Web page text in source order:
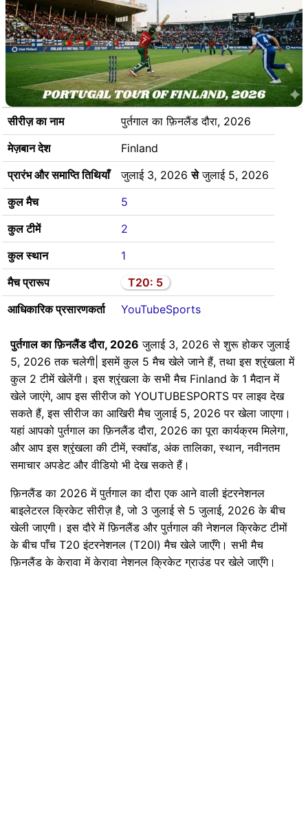
सीरीज़ का नाम
पुर्तगाल का फ़िनलैंड दौरा, 2026
मेज़बान देश
Finland
प्रारंभ और समाप्ति तिथियाँ
जुलाई 3, 2026सेजुलाई 5, 2026
कुल मैच
5
कुल टीमें
2
कुल स्थान
1
मैच प्रारूप
T20: 5
आधिकारिक प्रसारणकर्ता
YouTubeSports
पुर्तगाल का फ़िनलैंड दौरा, 2026 जुलाई 3, 2026 से शुरू होकर जुलाई
5, 2026 तक चलेगी| इसमें कुल 5 मैच खेले जाने हैं, तथा इस श्रृंखला में
कुल 2 टीमें खेलेंगी। इस श्रृंखला के सभी मैच Finland के 1 मैदान में
खेले जाएंगे, आप इस सीरीज को YOUTUBESPORTS पर लाइव देख
सकते हैं, इस सीरीज का आखिरी मैच जुलाई 5, 2026 पर खेला जाएगा।
यहां आपको पुर्तगाल का फ़िनलैंड दौरा, 2026 का पूरा कार्यक्रम मिलेगा,
और आप इस श्रृंखला की टीमें, स्क्वॉड, अंक तालिका, स्थान, नवीनतम
समाचार अपडेट और वीडियो भी देख सकते हैं।
फ़िनलैंड का 2026 में पुर्तगाल का दौरा एक आने वाली इंटरनेशनल
बाइलेटरल क्रिकेट सीरीज़ है, जो 3 जुलाई से 5 जुलाई, 2026 के बीच
खेली जाएगी। इस दौरे में फ़िनलैंड और पुर्तगाल की नेशनल क्रिकेट टीमों
के बीच पाँच T20 इंटरनेशनल (T20I) मैच खेले जाएँगे। सभी मैच
फ़िनलैंड के केरावा में केरावा नेशनल क्रिकेट ग्राउंड पर खेले जाएँगे।